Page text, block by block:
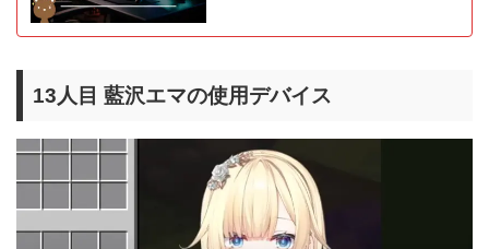
13人目 藍沢エマの使用デバイス